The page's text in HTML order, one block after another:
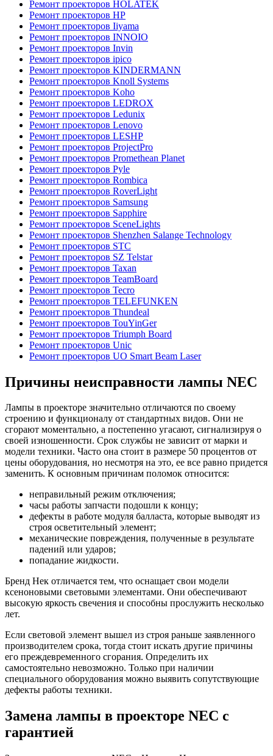
Ремонт проекторов HOLATEK
Ремонт проекторов HP
Ремонт проекторов Iiyama
Ремонт проекторов INNOIO
Ремонт проекторов Invin
Ремонт проекторов ipico
Ремонт проекторов KINDERMANN
Ремонт проекторов Knoll Systems
Ремонт проекторов Koho
Ремонт проекторов LEDROX
Ремонт проекторов Ledunix
Ремонт проекторов Lenovo
Ремонт проекторов LESHP
Ремонт проекторов ProjectPro
Ремонт проекторов Promethean Planet
Ремонт проекторов Pyle
Ремонт проекторов Rombica
Ремонт проекторов RoverLight
Ремонт проекторов Samsung
Ремонт проекторов Sapphire
Ремонт проекторов SceneLights
Ремонт проекторов Shenzhen Salange Technology
Ремонт проекторов STC
Ремонт проекторов SZ Telstar
Ремонт проекторов Taxan
Ремонт проекторов TeamBoard
Ремонт проекторов Tecro
Ремонт проекторов TELEFUNKEN
Ремонт проекторов Thundeal
Ремонт проекторов TouYinGer
Ремонт проекторов Triumph Board
Ремонт проекторов Unic
Ремонт проекторов UO Smart Beam Laser
Причины неисправности лампы NEC
Лампы в проекторе значительно отличаются по своему
строению и функционалу от стандартных видов. Они не
сгорают моментально, а постепенно угасают, сигнализируя о
своей изношенности. Срок службы не зависит от марки и
модели техники. Часто она стоит в размере 50 процентов от
цены оборудования, но несмотря на это, ее все равно придется
заменить. К основным причинам поломок относится:
неправильный режим отключения;
часы работы запчасти подошли к концу;
дефекты в работе модуля балласта, которые выводят из
строя осветительный элемент;
механические повреждения, полученные в результате
падений или ударов;
попадание жидкости.
Бренд Нек отличается тем, что оснащает свои модели
ксеноновыми световыми элементами. Они обеспечивают
высокую яркость свечения и способны прослужить несколько
лет.
Если световой элемент вышел из строя раньше заявленного
производителем срока, тогда стоит искать другие причины
его преждевременного сгорания. Определить их
самостоятельно невозможно. Только при наличии
специального оборудования можно выявить сопутствующие
дефекты работы техники.
Замена лампы в проекторе NEC с
гарантией